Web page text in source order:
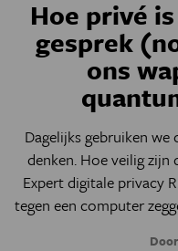
Hoe privé
gesprek
ons
Dagelijks gebruiken
denken. Hoe veilig zijn
Expert digitale privacy
tegen een computer
Door